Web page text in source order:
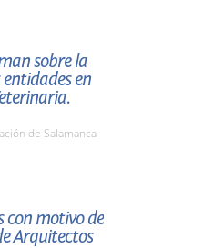
sobre la
en
de Salamanca
con motivo de
Arquitectos